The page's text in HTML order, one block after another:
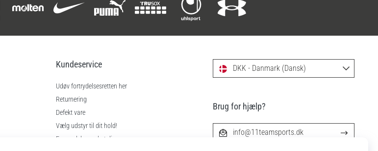
Kundeservice
Udøv fortrydelsesretten her
Returnering
Defekt vare
Vælg udstyr til dit hold!
Forsendelse og betaling
DKK - Danmark (Dansk)
Brug for hjælp?
info@11teamsports.dk